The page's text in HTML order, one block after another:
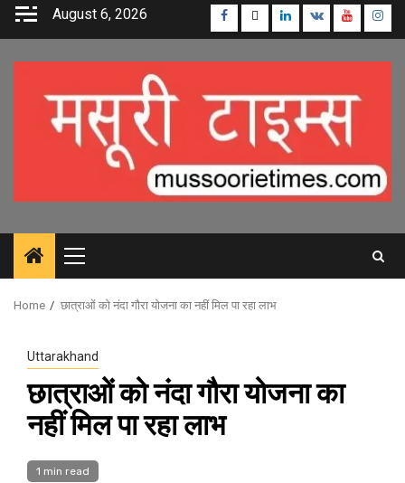
Skip
August 6, 2026 Facebook
TwitterLinkedin
VK Youtube
Primary
Menu
Home छात्राओं को नंदा गौरा योजना का नहीं मिल पा रहा लाभ
Uttarakhand
छात्राओं को नंदा गौरा योजना का
नहीं मिल पा रहा लाभ
1 min read